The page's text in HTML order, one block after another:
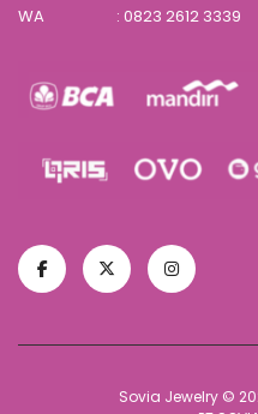
WA
: 0823 2612 3339
Sovia Jewelry ©